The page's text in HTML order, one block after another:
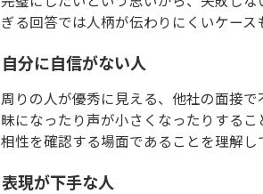
ぎる回答では人柄が伝わりにくいケー
自分に自信がない人
周りの人が優秀に見える、他社の面接
昧になったり声が小さくなったりする
相性を確認する場面であることを理解し
表現が下手な人